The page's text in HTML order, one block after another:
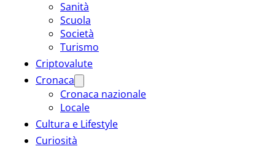
Sanità
Scuola
Società
Turismo
Criptovalute
Cronaca
Cronaca nazionale
Locale
Cultura e Lifestyle
Curiosità